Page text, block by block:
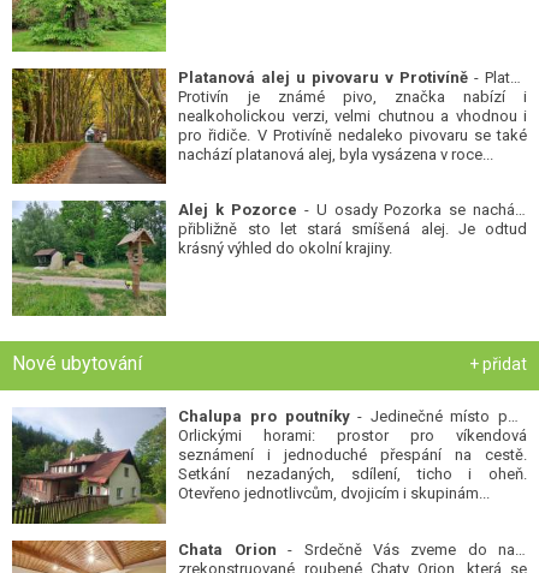
Platanová alej u pivovaru v Protivíně - Platan
Protivín je známé pivo, značka nabízí i
nealkoholickou verzi, velmi chutnou a vhodnou i
pro řidiče. V Protivíně nedaleko pivovaru se také
nachází platanová alej, byla vysázena v roce...
Alej k Pozorce - U osady Pozorka se nachází
přibližně sto let stará smíšená alej. Je odtud
krásný výhled do okolní krajiny.
Nové ubytování + přidat
Chalupa pro poutníky- Jedinečné místo pod
Orlickými horami: prostor pro víkendová
seznámení i jednoduché přespání na cestě.
Setkání nezadaných, sdílení, ticho i oheň.
Otevřeno jednotlivcům, dvojicím i skupinám...
Chata Orion - Srdečně Vás zveme do naší
zrekonstruované roubené Chaty Orion, která se